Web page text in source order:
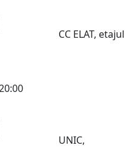
CC ELAT, etajul
UNIC,